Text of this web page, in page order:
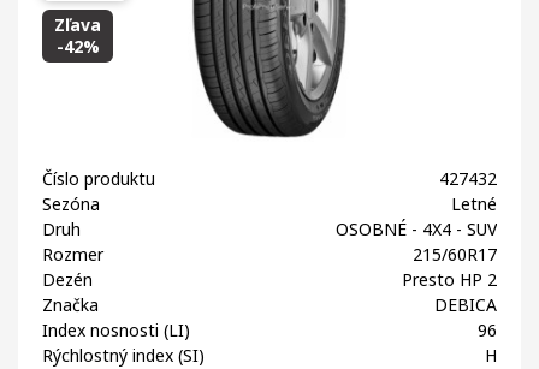
Zľava
-42%
Číslo produktu
427432
Sezóna
Letné
Druh
OSOBNÉ - 4X4 - SUV
Rozmer
215/60R17
Dezén
Presto HP 2
Značka
DEBICA
Index nosnosti (LI)
96
Rýchlostný index (SI)
H